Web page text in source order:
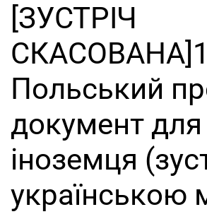
[ЗУСТРІЧ
Польський
документ для
іноземця
українською